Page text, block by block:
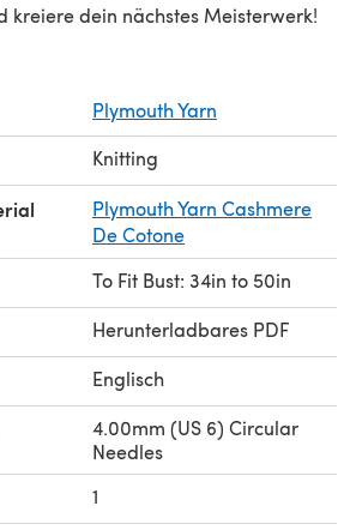
kreiere dein nächstes Meisterwerk!
Plymouth Yarn
Knitting
Plymouth Yarn Cashmere
De Cotone
To Fit Bust: 34in to 50in
Herunterladbares PDF
Englisch
4.00mm (US 6) Circular
Needles
1